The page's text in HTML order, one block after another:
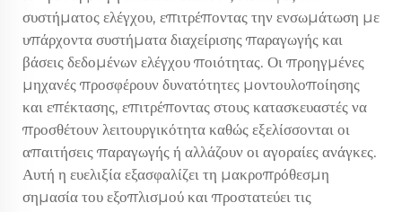
συστήματος ελέγχου, επιτρέποντας την ενσωμάτωση με
υπάρχοντα συστήματα διαχείρισης παραγωγής και
βάσεις δεδομένων ελέγχου ποιότητας. Οι προηγμένες
μηχανές προσφέρουν δυνατότητες μοντουλοποίησης
και επέκτασης, επιτρέποντας στους κατασκευαστές να
προσθέτουν λειτουργικότητα καθώς εξελίσσονται οι
απαιτήσεις παραγωγής ή αλλάζουν οι αγοραίες ανάγκες.
Αυτή η ευελιξία εξασφαλίζει τη μακροπρόθεσμη
σημασία του εξοπλισμού και προστατεύει τις